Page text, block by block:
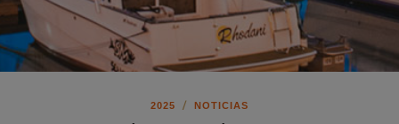
2025 / NOTICIAS